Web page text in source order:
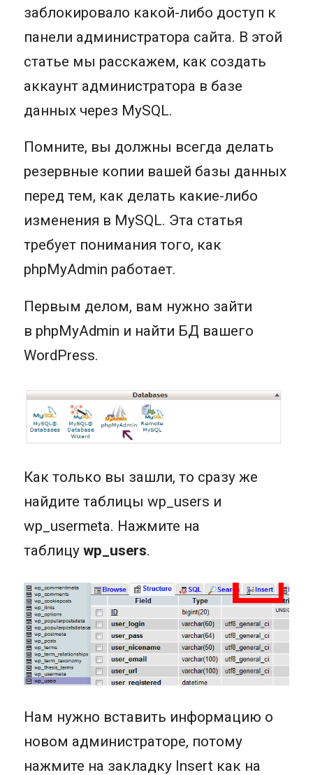
заблокировало какой-либо доступ к
панели администратора сайта. В этой
статье мы расскажем, как создать
аккаунт администратора в базе
данных через MySQL.
Помните, вы должны всегда делать
резервные копии вашей базы данных
перед тем, как делать какие-либо
изменения в MySQL. Эта статья
требует понимания того, как
phpMyAdmin работает.
Первым делом, вам нужно зайти
в phpMyAdmin и найти БД вашего
WordPress.
Как только вы зашли, то сразу же
найдите таблицы wp_users и
wp_usermeta. Нажмите на
таблицу wp_users.
Нам нужно вставить информацию о
новом администраторе, потому
нажмите на закладку Insert как на